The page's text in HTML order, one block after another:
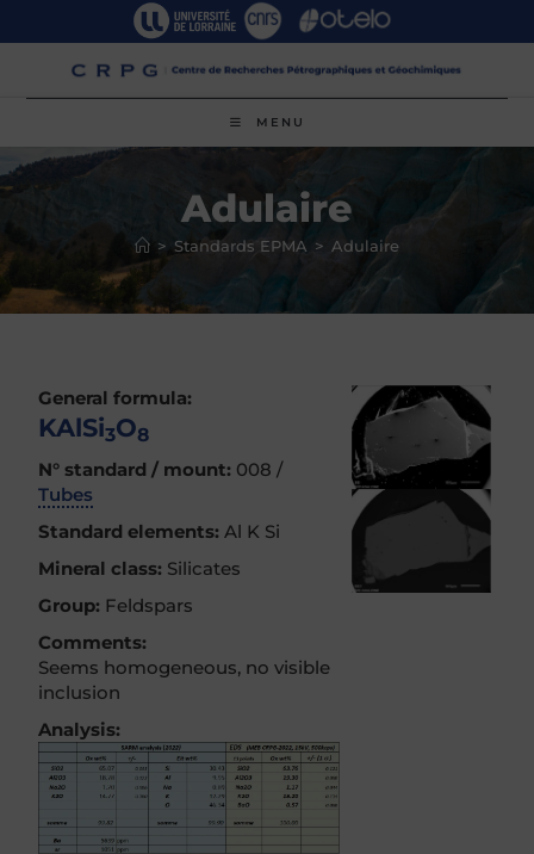
MENU
Adulaire
> Standards EPMA > Adulaire
General formula:
KAlSi3O8
N° standard / mount: 008 /
Tubes
Standard elements: Al K Si
Mineral class: Silicates
Group: Feldspars
Comments:
Seems homogeneous, no visible
inclusion
Analysis: